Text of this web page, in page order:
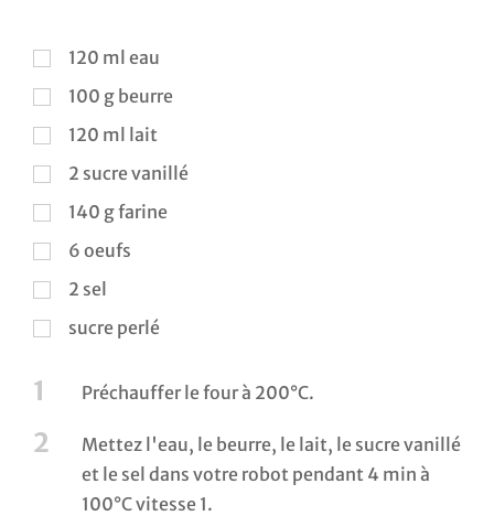
120 ml eau
100 g beurre
120 ml lait
2 sucre vanillé
140 gfarine
6 oeufs
2 sel
sucre perlé
1 Préchauffer le four à 200°C.
2
Mettez l'eau, le beurre, le lait, le sucre vanillé
et le sel dans votre robot pendant 4 min à
100°C vitesse 1.